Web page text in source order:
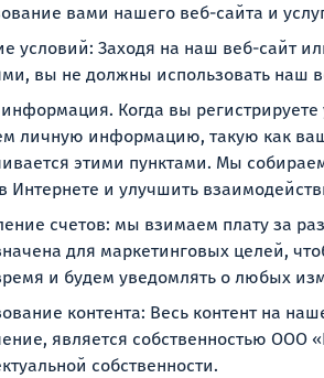
вами нашего веб-сайта и
условий: Заходя на наш веб-сайт
вы не должны использовать наш
Когда вы
личную информацию, такую как
этими пунктами. Мы
Интернете и улучшить
счетов: мы взимаем плату за
для маркетинговых целей,
и будем уведомлять о любых
контента: Весь контент на
является собственностью
собственности.